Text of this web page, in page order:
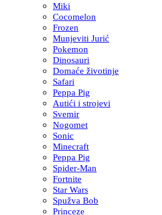
Miki
Cocomelon
Frozen
Munjeviti Jurić
Pokemon
Dinosauri
Domaće životinje
Safari
Peppa Pig
Autići i strojevi
Svemir
Nogomet
Sonic
Minecraft
Peppa Pig
Spider-Man
Fortnite
Star Wars
Spužva Bob
Princeze